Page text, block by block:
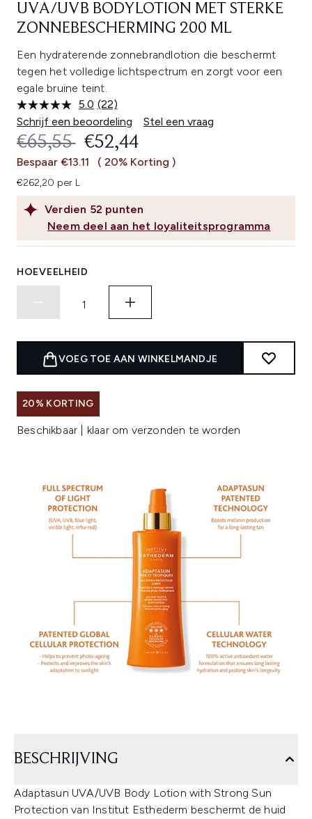
UVA/UVB BODYLOTION MET STERKE
ZONNEBESCHERMING 200 ML
Een hydraterende zonnebrandlotion die beschermt
tegen het volledige lichtspectrum en zorgt voor een
egale bruine teint.
5.0 Lees
22
beoordelingen.
Dezelfde
paginalink.
(22)
Schrijf een beoordeling
Stel een vraag
Verdien 52 punten
Neem deel aan het loyaliteitsprogramma
RECOMMENDED RETAIL PRICE:
€65,55 HUIDIGE PRIJS:
€52,44
Bespaar €13.11 ( 20% Korting )
€262,20 per L
HOEVEELHEID
VOEG TOE AAN WINKELMANDJE
20% KORTING
Beschikbaar | klaar om verzonden te worden
BESCHRIJVING
Adaptasun UVA/UVB Body Lotion with Strong Sun
Protection van Institut Esthederm beschermt de huid